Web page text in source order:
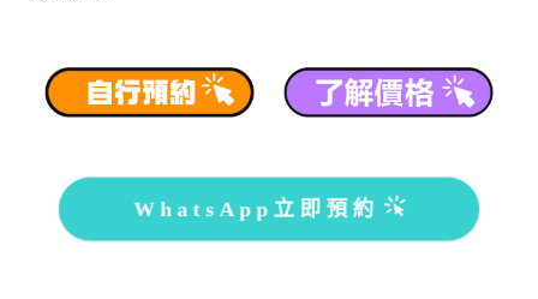
WhatsApp立即預約